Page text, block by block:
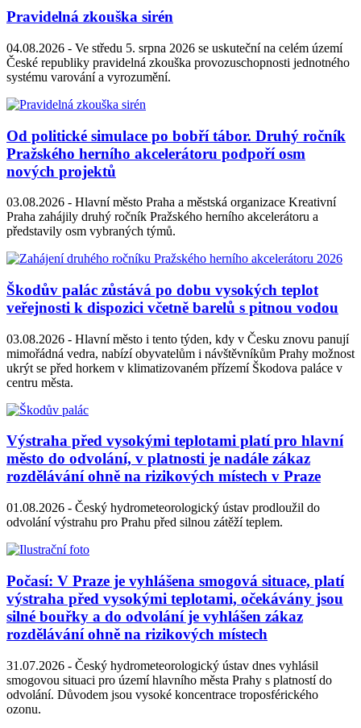
Pravidelná zkouška sirén
04.08.2026 - Ve středu 5. srpna 2026 se uskuteční na celém území
České republiky pravidelná zkouška provozuschopnosti jednotného
systému varování a vyrozumění.
Od politické simulace po bobří tábor. Druhý ročník
Pražského herního akcelerátoru podpoří osm
nových projektů
03.08.2026 - Hlavní město Praha a městská organizace Kreativní
Praha zahájily druhý ročník Pražského herního akcelerátoru a
představily osm vybraných týmů.
Škodův palác zůstává po dobu vysokých teplot
veřejnosti k dispozici včetně barelů s pitnou vodou
03.08.2026 - Hlavní město i tento týden, kdy v Česku znovu panují
mimořádná vedra, nabízí obyvatelům i návštěvníkům Prahy možnost
ukrýt se před horkem v klimatizovaném přízemí Škodova paláce v
centru města.
Výstraha před vysokými teplotami platí pro hlavní
město do odvolání, v platnosti je nadále zákaz
rozdělávání ohně na rizikových místech v Praze
01.08.2026 - Český hydrometeorologický ústav prodloužil do
odvolání výstrahu pro Prahu před silnou zátěží teplem.
Počasí: V Praze je vyhlášena smogová situace, platí
výstraha před vysokými teplotami, očekávány jsou
silné bouřky a do odvolání je vyhlášen zákaz
rozdělávání ohně na rizikových místech
31.07.2026 - Český hydrometeorologický ústav dnes vyhlásil
smogovou situaci pro území hlavního města Prahy s platností do
odvolání. Důvodem jsou vysoké koncentrace troposférického
ozonu.